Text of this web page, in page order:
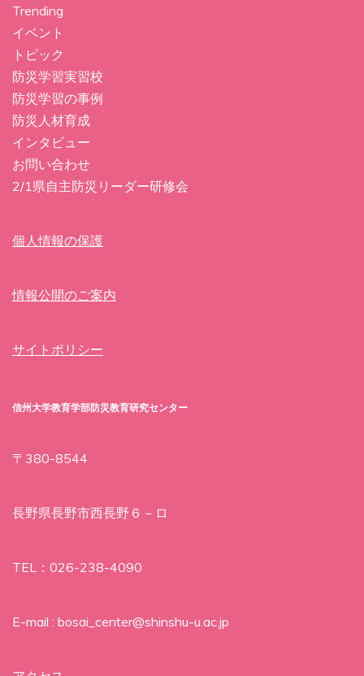
Trending
イベント
トピック
防災学習実習校
防災学習の事例
防災人材育成
インタビュー
お問い合わせ
2/1県自主防災リーダー研修会
個人情報の保護
情報公開のご案内
サイトポリシー
信州大学教育学部防災教育研究センター
〒380-8544
長野県長野市西長野６－ロ
TEL：026-238-4090
E-mail : bosai_center@shinshu-u.ac.jp